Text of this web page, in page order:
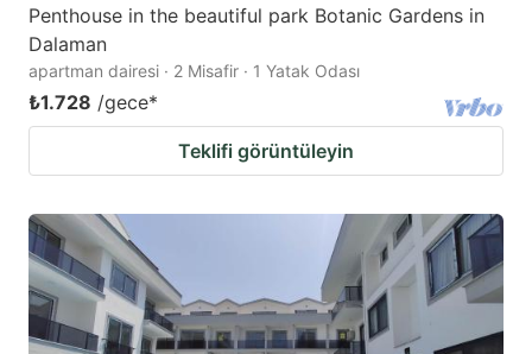
Penthouse in the beautiful park Botanic Gardens in
Dalaman
apartman dairesi · 2 Misafir · 1 Yatak Odası
₺1.728 /gece*
Teklifi görüntüleyin